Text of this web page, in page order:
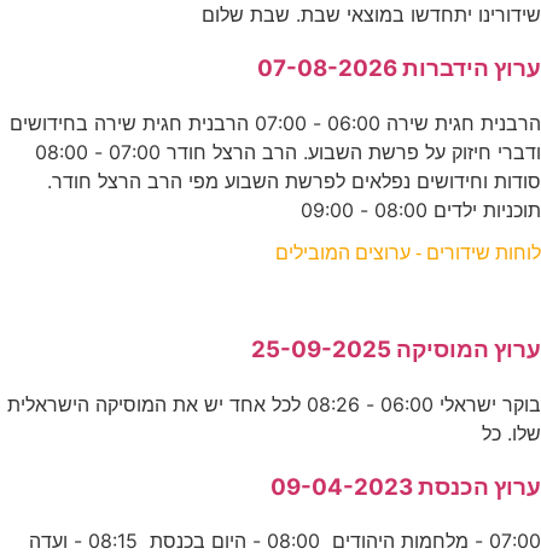
שידורינו יתחדשו במוצאי שבת. שבת שלום
ערוץ הידברות 07-08-2026
הרבנית חגית שירה 06:00 - 07:00 הרבנית חגית שירה בחידושים
ודברי חיזוק על פרשת השבוע. הרב הרצל חודר 07:00 - 08:00
סודות וחידושים נפלאים לפרשת השבוע מפי הרב הרצל חודר.
תוכניות ילדים 08:00 - 09:00
לוחות שידורים - ערוצים המובילים
ערוץ המוסיקה 25-09-2025
בוקר ישראלי 06:00 - 08:26 לכל אחד יש את המוסיקה הישראלית
שלו. כל
ערוץ הכנסת 09-04-2023
07:00 - מלחמות היהודים 08:00 - היום בכנסת 08:15 - ועדה